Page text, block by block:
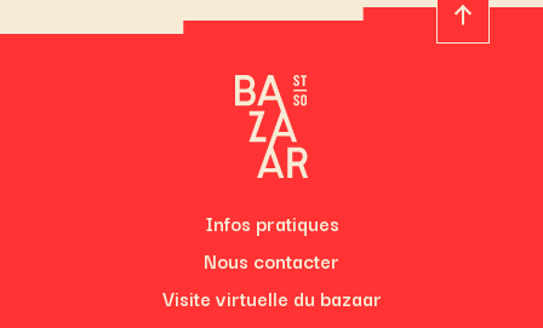
Infos pratiques
Nous contacter
Visite virtuelle du bazaar